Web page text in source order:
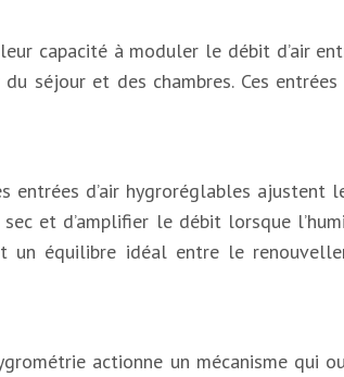
capacité à moduler le débit d’air
séjour et des chambres. Ces
entrées d’air hygroréglables ajustent
et d’amplifier le débit lorsque
un équilibre idéal entre le
actionne un mécanisme qui